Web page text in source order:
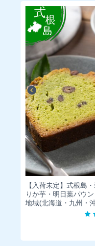
お電話でのお問い合わせ
とさせていただきます。
Ｅ-mail f-
◆お支払方法クレジット
ver/AmericanExpress/
◆営業時間土日祝日を除
◆お届け方法日本郵便
◆商品代金以外の必要料金
送料は商品代金に含まれま
かかります。
https://
◆お引渡し時期について
【入荷未定】式根島
りか芋・明日葉パウ
地域(北海道・九州・